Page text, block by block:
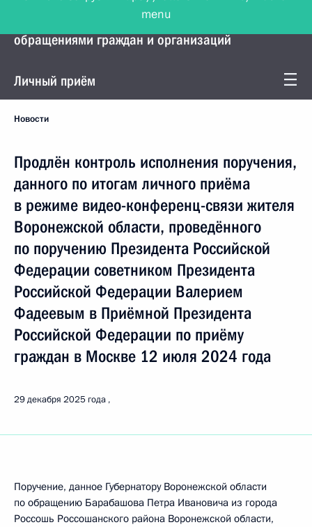
Управление Президента по работе с
обращениями граждан и организаций
Личный приём
Новости
Продлён контроль исполнения поручения,
данного по итогам личного приёма
в режиме видео-конференц-связи жителя
Воронежской области, проведённого
по поручению Президента Российской
Федерации советником Президента
Российской Федерации Валерием
Фадеевым в Приёмной Президента
Российской Федерации по приёму
граждан в Москве 12 июля 2024 года
29 декабря 2025 года
Поручение, данное Губернатору Воронежской области
по обращению Барабашова Петра Ивановича из города
Россошь Россошанского района Воронежской области,
menu